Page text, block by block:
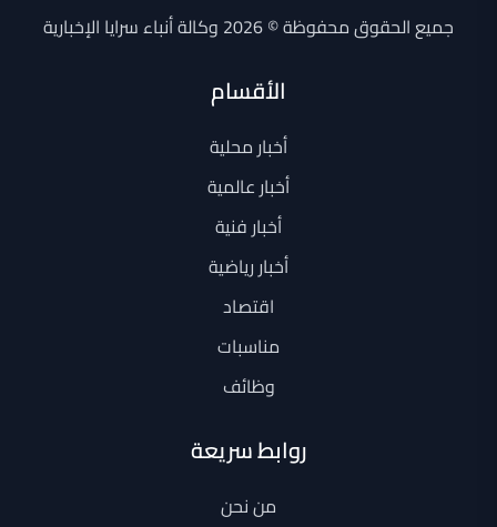
جميع الحقوق محفوظة © 2026 وكالة أنباء سرايا الإخبارية
الأقسام
أخبار محلية
أخبار عالمية
أخبار فنية
أخبار رياضية
اقتصاد
مناسبات
وظائف
روابط سريعة
من نحن